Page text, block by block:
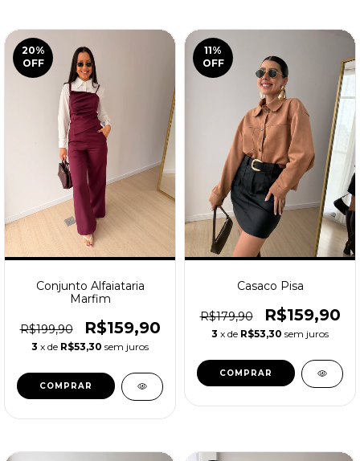
20%
OFF
Conjunto Alfaiataria
Marfim
R$199,90 R$159,90
3 x de R$53,30 sem juros
COMPRAR
11%
OFF
Casaco Pisa
R$179,90 R$159,90
3 x de R$53,30 sem juros
COMPRAR